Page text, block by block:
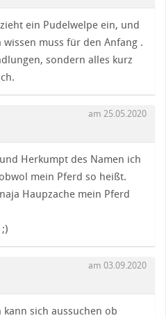
ein Pudelwelpe ein, und
muss für den Anfang .
sondern alles kurz
am 25.05.2020
Herkumpt des Namen ich
mein Pferd so heißt.
Haupzache mein Pferd
am 03.09.2020
sich aussuchen ob